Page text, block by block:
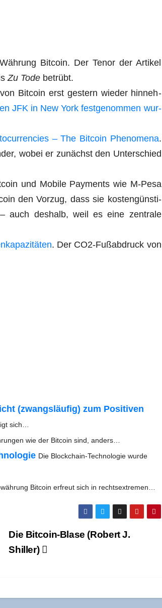
Bit­co­in. Der Tenor der Arti­kel
Zu Tode betrübt.
Bit­co­in erst ges­tern wie­der hin­neh­
JFK in New York fest­ge­nom­men wur­
– The Bit­co­in Phe­no­me­na.
wobei er zunächst den Unter­schied
und Mobi­le Pay­ments wie M‑Pesa
den Vor­zug, dass sie kos­ten­güns­ti­
auch des­halb, weil es eine zen­tra­le
. Der CO2-Fuß­ab­druck von
(zwangs­läu­fig) zum Posi­ti­ven
sich…
wie der Bit­co­in sind, anders…
Die Block­chain-Tech­­no­­lo­­gie wur­de
Bit­co­in erfreut sich in rechtsextremen…
Die Bit­co­in-Bla­se (Robert J.
Shiller)